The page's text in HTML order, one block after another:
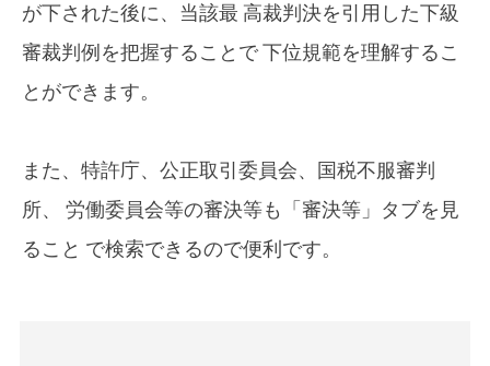
が下された後に、当該最 高裁判決を引用した下級
審裁判例を把握することで 下位規範を理解するこ
とができます。
また、特許庁、公正取引委員会、国税不服審判
所、 労働委員会等の審決等も「審決等」タブを見
ること で検索できるので便利です。